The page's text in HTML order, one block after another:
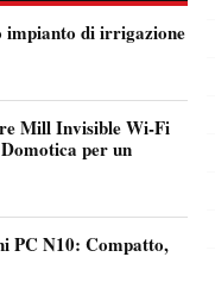
impianto di irrigazione
Mill Invisible Wi-Fi
per un
PC N10: Compatto,